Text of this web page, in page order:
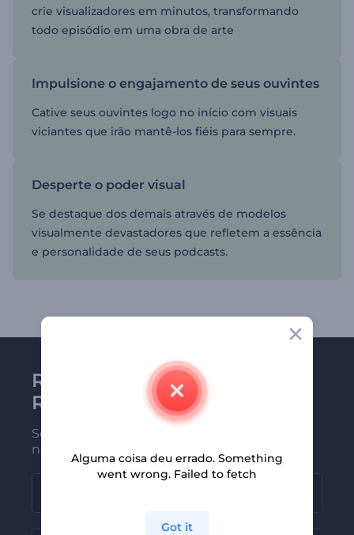
crie visualizadores em minutos, transformando
todo episódio em uma obra de arte
Impulsione o engajamento de seus ouvintes
Cative seus ouvintes logo no início com visuais
viciantes que irão mantê-los fiéis para sempre.
Desperte o poder visual
Se destaque dos demais através de modelos
visualmente devastadores que refletem a essência
e personalidade de seus podcasts.
Receba a newsletter da
Renderforest
Seja um dos primeiros a receber
nossas últimas novidades e ofertas
Alguma coisa deu errado. Something
went wrong. Failed to fetch
Got it